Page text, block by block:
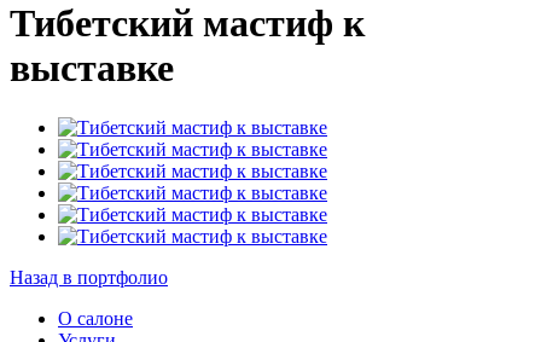
Тибетский мастиф к
выставке
Назад в портфолио
О салоне